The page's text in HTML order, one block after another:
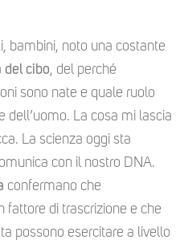
bambini, noto una costante
del cibo, del perché
sono nate e quale ruolo
dell’uomo. La cosa mi lascia
La scienza oggi sta
con il nostro DNA.
confermano che
fattore di trascrizione e che
possono esercitare a livello